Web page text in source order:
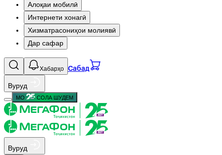
Алоқаи мобилӣ
Интернети хонагӣ
Хизматрасониҳои молиявӣ
Дар сафар
Хабарҳо Сабад
Вуруд
МО СОЛА ШУДЕМ
Вуруд